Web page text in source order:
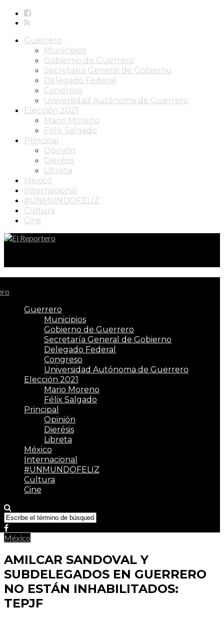
Guerrero
Municipios
Gobierno de Guerrero
Secretaría General de Gobierno
Delegado Federal
Congreso
Universidad Autónoma de Guerrero
Elección 2021
Mario Moreno
Félix Salgado
Principal
Opinión
Dierésis
Libreta
México
Internacional
#UNMUNDOFELIZ
Cultura
Cine
Guerrero
Municipios
Gobierno de Guerrero
Secretaría General de Gobierno
Delegado Federal
Congreso
Universidad Autónoma de Guerrero
Elección 2021
Mario Moreno
Félix Salgado
Principal
Opinión
Dierésis
Libreta
México
Internacional
#UNMUNDOFELIZ
Cultura
Cine
México
AMILCAR SANDOVAL Y
SUBDELEGADOS EN GUERRERO
NO ESTÁN INHABILITADOS:
TEPJF